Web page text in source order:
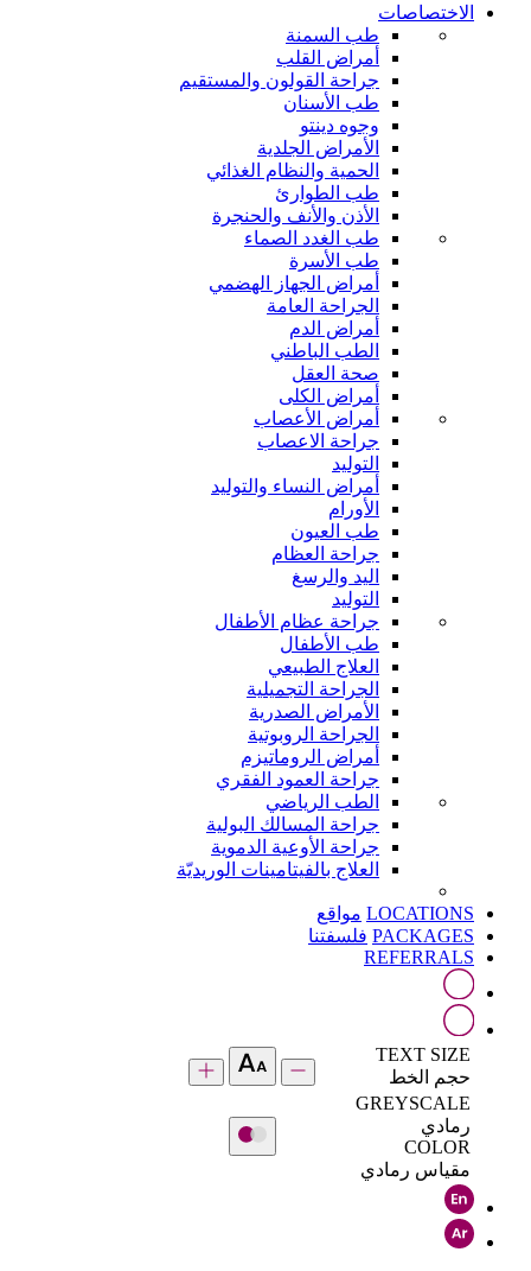
الاختصاصات
طب السمنة
أمراض القلب
جراحة القولون والمستقيم
طب الأسنان
وجوه دينتو
الأمراض الجلدية
الحمية والنظام الغذائي
طب الطوارئ
الأذن والأنف والحنجرة
طب الغدد الصماء
طب الأسرة
أمراض الجهاز الهضمي
الجراحة العامة
أمراض الدم
الطب الباطني
صحة العقل
أمراض الكلى
أمراض الأعصاب
جراحة الاعصاب
التوليد
أمراض النساء والتوليد
الأورام
طب العيون
جراحة العظام
اليد والرسغ
التوليد
جراحة عظام الأطفال
طب الأطفال
العلاج الطبيعي
الجراحة التجميلية
الأمراض الصدرية
الجراحة الروبوتية
أمراض الروماتيزم
جراحة العمود الفقري
الطب الرياضي
جراحة المسالك البولية
جراحة الأوعية الدموية
العلاج بالفيتامينات الوريديّة
LOCATIONS مواقع
PACKAGES فلسفتنا
REFERRALS
TEXT SIZE
حجم الخط
GREYSCALE
رمادي
COLOR
مقياس رمادي